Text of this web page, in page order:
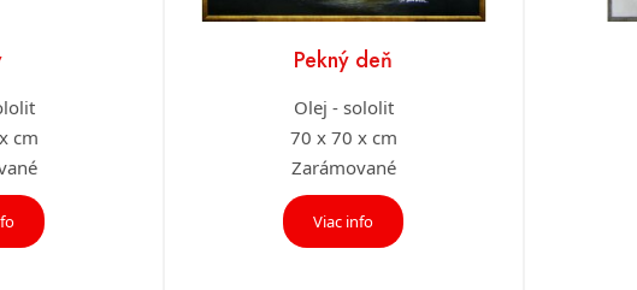
cm
Pekný deň
Olej - sololit
70 x 70 x cm
Zarámované
Viac info